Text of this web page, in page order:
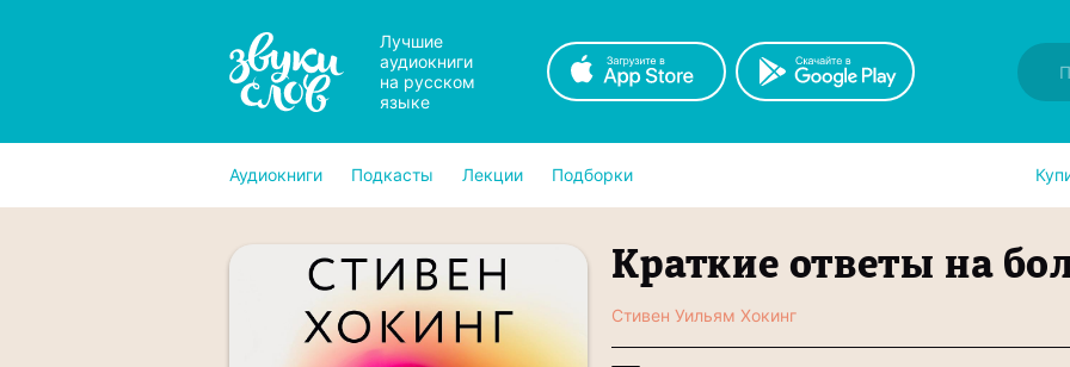
Лучшие
аудиокниги
на русском
языке
Аудиокниги Подкасты Лекции Подборки
Краткие ответы на
Стивен Уильям Хокинг